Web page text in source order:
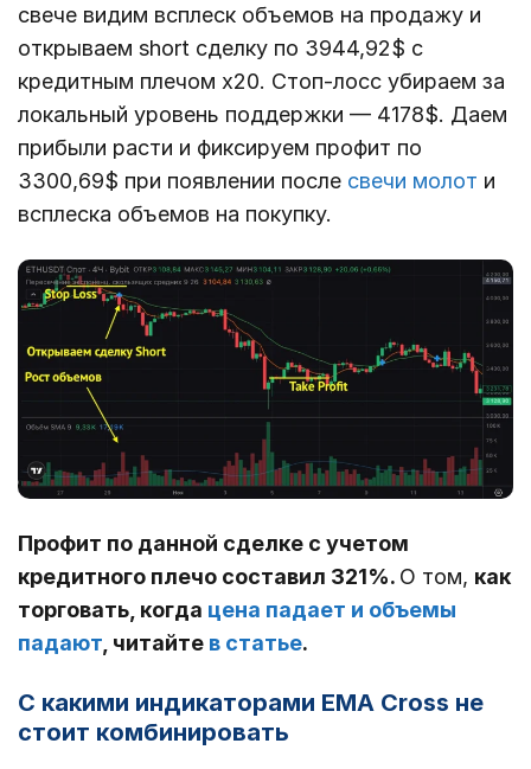
свече видим всплеск объемов на продажу и
открываем short сделку по 3944,92$ с
кредитным плечом х20. Стоп-лосс убираем за
локальный уровень поддержки — 4178$. Даем
прибыли расти и фиксируем профит по
3300,69$ при появлении после свечи молот и
всплеска объемов на покупку.
Профит по данной сделке с учетом
кредитного плечо составил 321%. О том, как
торговать, когда цена падает и объемы
падают, читайте в статье.
С какими индикаторами EMA Cross не
стоит комбинировать